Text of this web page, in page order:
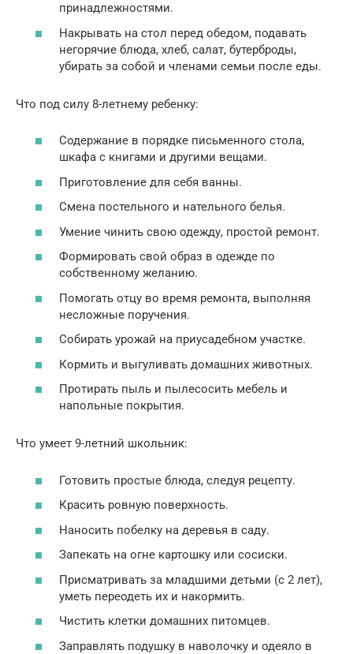
принадлежностями.
Накрывать на стол перед обедом, подавать
негорячие блюда, хлеб, салат, бутерброды,
убирать за собой и членами семьи после еды.
Что под силу 8-летнему ребенку:
Содержание в порядке письменного стола,
шкафа с книгами и другими вещами.
Приготовление для себя ванны.
Смена постельного и нательного белья.
Умение чинить свою одежду, простой ремонт.
Формировать свой образ в одежде по
собственному желанию.
Помогать отцу во время ремонта, выполняя
несложные поручения.
Собирать урожай на приусадебном участке.
Кормить и выгуливать домашних животных.
Протирать пыль и пылесосить мебель и
напольные покрытия.
Что умеет 9-летний школьник:
Готовить простые блюда, следуя рецепту.
Красить ровную поверхность.
Наносить побелку на деревья в саду.
Запекать на огне картошку или сосиски.
Присматривать за младшими детьми (с 2 лет),
уметь переодеть их и накормить.
Чистить клетки домашних питомцев.
Заправлять подушку в наволочку и одеяло в